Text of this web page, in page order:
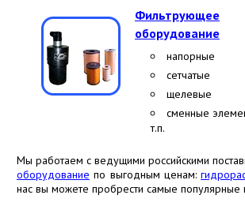
Фильтрующее
оборудование
напорные
сетчатые
щелевые
сменные
т.п.
Мы работаем с ведущими российскими
оборудование по выгодным ценам:
нас вы можете пробрести самые популярные